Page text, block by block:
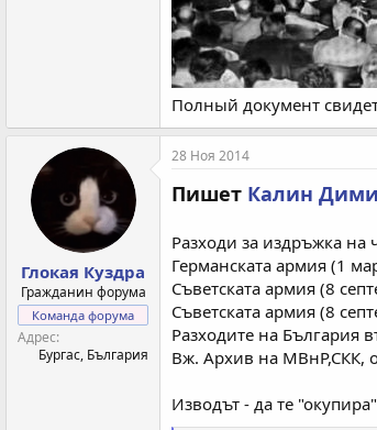
Полный документ
Глокая Куздра
Гражданин форума
Команда форума
Адрес
Бургас, България
28 Ноя 2014
Пишет Калин
Разходи за издръжка на
Германската армия (1
Съветската армия (8
Съветската армия (8
Разходите на България
Вж. Архив на МВнР,СКК,
Изводът - да те